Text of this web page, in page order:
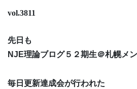
vol.3811
先日も
NJE理論ブログ５２期生＠札幌メ
毎日更新達成会が行われた